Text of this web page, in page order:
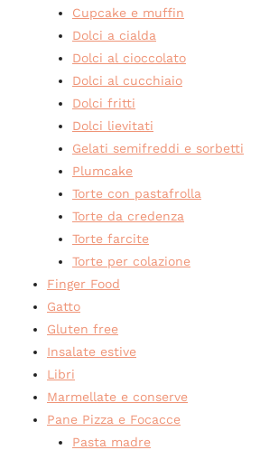
Cupcake e muffin
Dolci a cialda
Dolci al cioccolato
Dolci al cucchiaio
Dolci fritti
Dolci lievitati
Gelati semifreddi e sorbetti
Plumcake
Torte con pastafrolla
Torte da credenza
Torte farcite
Torte per colazione
Finger Food
Gatto
Gluten free
Insalate estive
Libri
Marmellate e conserve
Pane Pizza e Focacce
Pasta madre